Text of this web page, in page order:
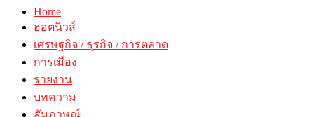
Home
ฮอตนิวส์
เศรษฐกิจ / ธุรกิจ / การตลาด
การเมือง
รายงาน
บทความ
สัมภาษณ์